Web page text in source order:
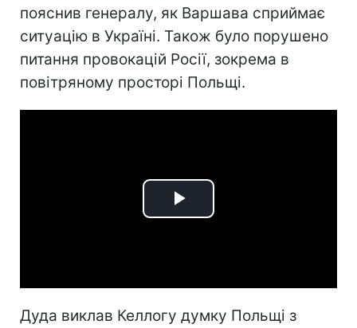
пояснив генералу, як Варшава сприймає
ситуацію в Україні. Також було порушено
питання провокацій Росії, зокрема в
повітряному просторі Польщі.
Play
Дуда виклав Келлогу думку Польщі з